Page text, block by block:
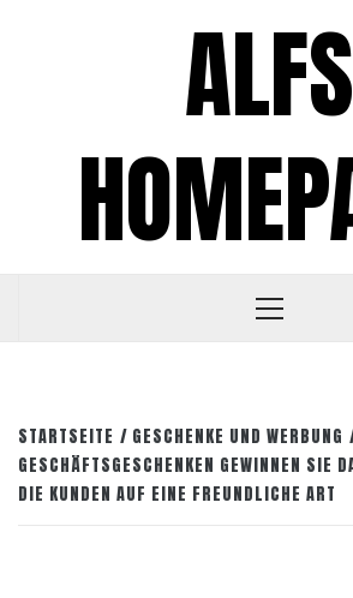
ALFS
Primäres
STARTSEITE GESCHENKE UND WERBUNG
GESCHÄFTSGESCHENKEN GEWINNEN SIE
DIE KUNDEN AUF EINE FREUNDLICHE ART